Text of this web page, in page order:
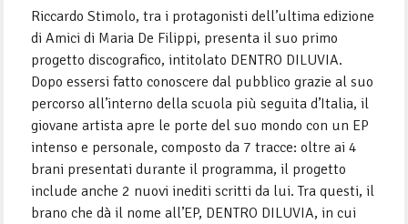
Riccardo Stimolo, tra i protagonisti dell’ultima edizione
di Amici di Maria De Filippi, presenta il suo primo
progetto discografico, intitolato DENTRO DILUVIA.
Dopo essersi fatto conoscere dal pubblico grazie al suo
percorso all’interno della scuola più seguita d’Italia, il
giovane artista apre le porte del suo mondo con un EP
intenso e personale, composto da 7 tracce: oltre ai 4
brani presentati durante il programma, il progetto
include anche 2 nuovi inediti scritti da lui. Tra questi, il
brano che dà il nome all’EP, DENTRO DILUVIA, in cui